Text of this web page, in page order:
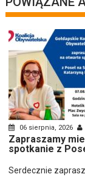
06 sierpnia, 2026
Zapraszamy
spotkanie z
Serdecznie